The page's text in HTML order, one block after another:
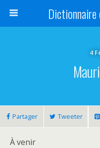
4
Partager Tweeter
À venir